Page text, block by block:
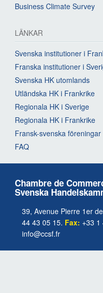
Business Climate Survey
LÄNKAR
Svenska institutioner i
Franska institutioner i
Svenska HK utomlands
Utländska HK i Frankrike
Regionala HK i Sverige
Regionala HK i Frankrike
Fransk-svenska föreningar
FAQ
Chambre de
Svenska
39, Avenue Pierre 1er
44 43 05 15. Fax: +33 1
info@ccsf.fr